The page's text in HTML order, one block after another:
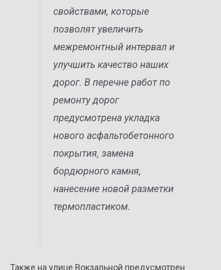
свойствами, которые
позволят увеличить
межремонтный интервал и
улучшить качество наших
дорог. В перечне работ по
ремонту дорог
предусмотрена укладка
нового асфальтобетонного
покрытия, замена
бордюрного камня,
нанесение новой разметки
термопластиком.
Также на улице Вокзальной предусмотрен